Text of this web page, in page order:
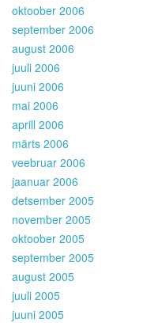
oktoober 2006
september 2006
august 2006
juuli 2006
juuni 2006
mai 2006
aprill 2006
märts 2006
veebruar 2006
jaanuar 2006
detsember 2005
november 2005
oktoober 2005
september 2005
august 2005
juuli 2005
juuni 2005